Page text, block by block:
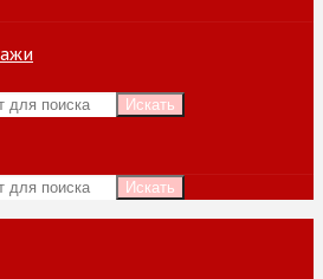
Искать
Искать